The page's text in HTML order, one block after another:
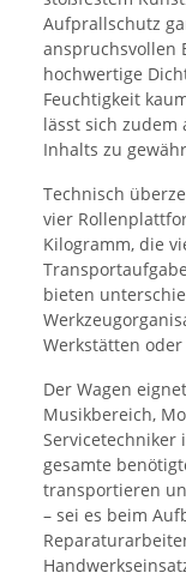
Aufprallschutz
anspruchsvollen
hochwertige
Feuchtigkeit
lässt sich zudem
Inhalts zu
Technisch
vier
Kilogramm, die
bieten
Werkstätten
Der Wagen
Musikbereich,
Servicetechniker
gesamte
transportieren
– sei es beim